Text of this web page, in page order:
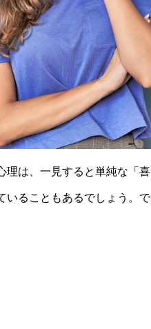
理は、一見すると単純な「
いることもあるでしょう。